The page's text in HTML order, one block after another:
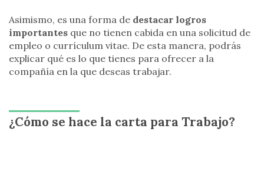
Asimismo, es una forma de destacar logros
importantes que no tienen cabida en una solicitud de
empleo o currículum vitae. De esta manera, podrás
explicar qué es lo que tienes para ofrecer a la
compañía en la que deseas trabajar.
¿Cómo se hace la carta para Trabajo?